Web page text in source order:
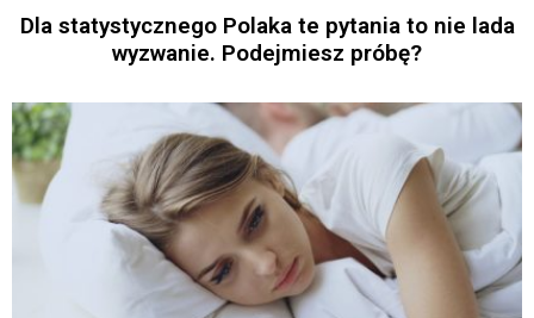
Dla statystycznego Polaka te pytania to nie lada
wyzwanie. Podejmiesz próbę?